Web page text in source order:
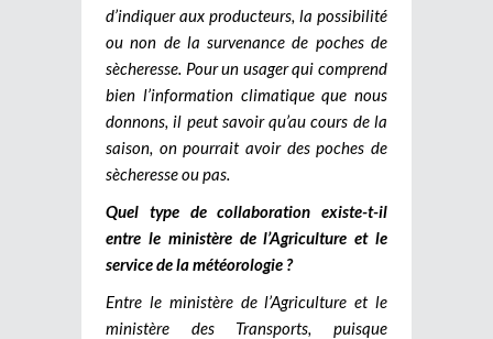
d’indiquer aux producteurs, la possibilité
ou non de la survenance de poches de
sècheresse. Pour un usager qui comprend
bien l’information climatique que nous
donnons, il peut savoir qu’au cours de la
saison, on pourrait avoir des poches de
sècheresse ou pas.
Quel type de collaboration existe-t-il
entre le ministère de l’Agriculture et le
service de la météorologie ?
Entre le ministère de l’Agriculture et le
ministère des Transports, puisque